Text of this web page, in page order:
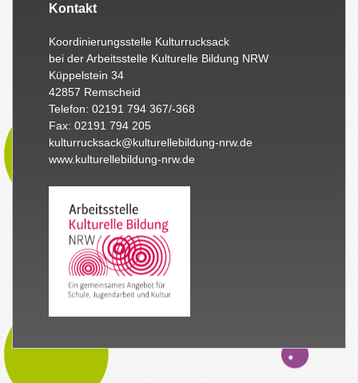
Kontakt
Koordinierungsstelle Kulturrucksack
bei der Arbeitsstelle Kulturelle Bildung NRW
Küppelstein 34
42857 Remscheid
Telefon: 02191 794 367/-368
Fax: 02191 794 205
kulturrucksack@kulturellebildung-nrw.de
www.kulturellebildung-nrw.de